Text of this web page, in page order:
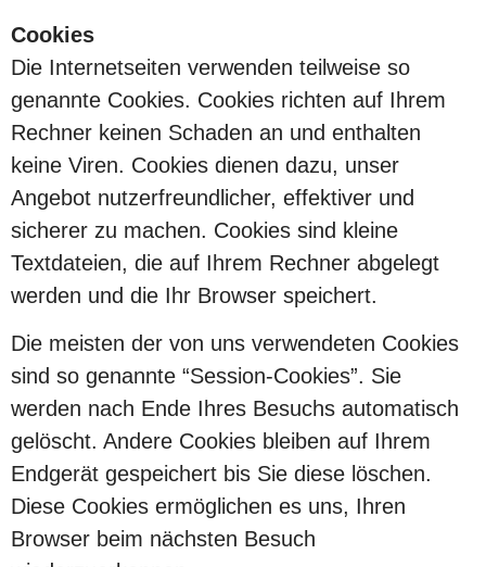
Cookies
Die Internetseiten verwenden teilweise so
genannte Cookies. Cookies richten auf Ihrem
Rechner keinen Schaden an und enthalten
keine Viren. Cookies dienen dazu, unser
Angebot nutzerfreundlicher, effektiver und
sicherer zu machen. Cookies sind kleine
Textdateien, die auf Ihrem Rechner abgelegt
werden und die Ihr Browser speichert.
Die meisten der von uns verwendeten Cookies
sind so genannte “Session-Cookies”. Sie
werden nach Ende Ihres Besuchs automatisch
gelöscht. Andere Cookies bleiben auf Ihrem
Endgerät gespeichert bis Sie diese löschen.
Diese Cookies ermöglichen es uns, Ihren
Browser beim nächsten Besuch